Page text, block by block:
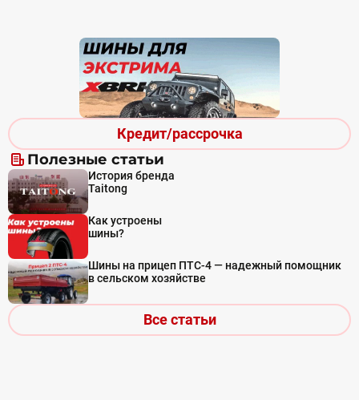
Кредит/рассрочка
Полезные статьи
История бренда
Taitong
Как устроены
шины?
Шины на прицеп ПТС-4 — надежный помощник
в сельском хозяйстве
Все статьи